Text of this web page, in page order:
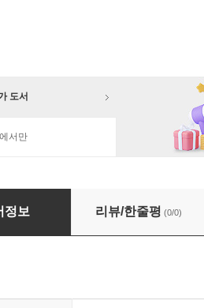
도서
서만
코 안 읽으면 완전 위험한 과학책 1
정보 리뷰/한줄평 (0/0)